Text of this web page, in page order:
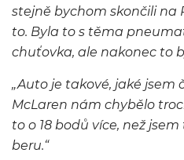
stejně bychom skončili na
to. Byla to s těma
chuťovka, ale nakonec to
„Auto je takové, jaké jsem
McLaren nám chybělo
to o 18 bodů více, než
beru.“